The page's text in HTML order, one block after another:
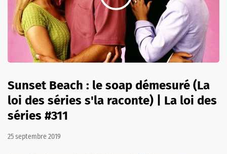
Sunset Beach : le soap démesuré (La
loi des séries s'la raconte) | La loi des
séries #311
25 septembre 2019